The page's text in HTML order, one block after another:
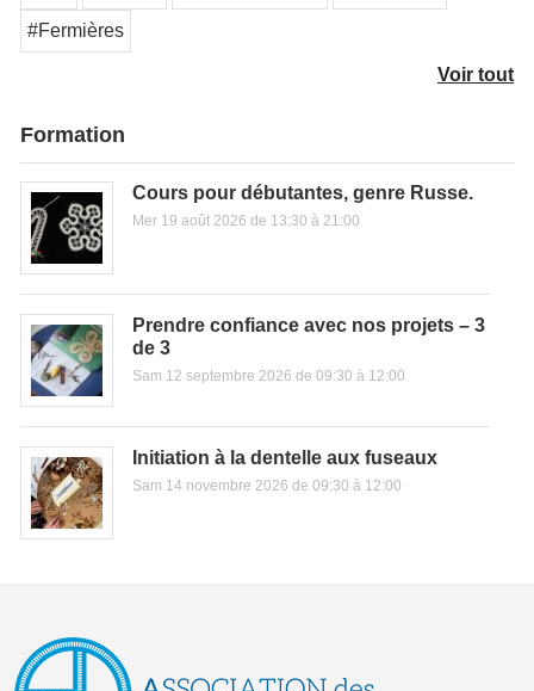
#Fermières
Voir tout
Formation
Cours pour débutantes, genre Russe.
Mer 19 août 2026 de 13:30 à 21:00
Prendre confiance avec nos projets – 3
de 3
Sam 12 septembre 2026 de 09:30 à 12:00
Initiation à la dentelle aux fuseaux
Sam 14 novembre 2026 de 09:30 à 12:00